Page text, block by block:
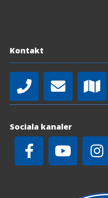
Kontakt
Sociala kanaler